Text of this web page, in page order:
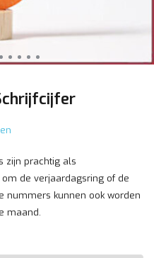
zijn prachtig als
de verjaardagsring of de
nummers kunnen ook worden
maand.